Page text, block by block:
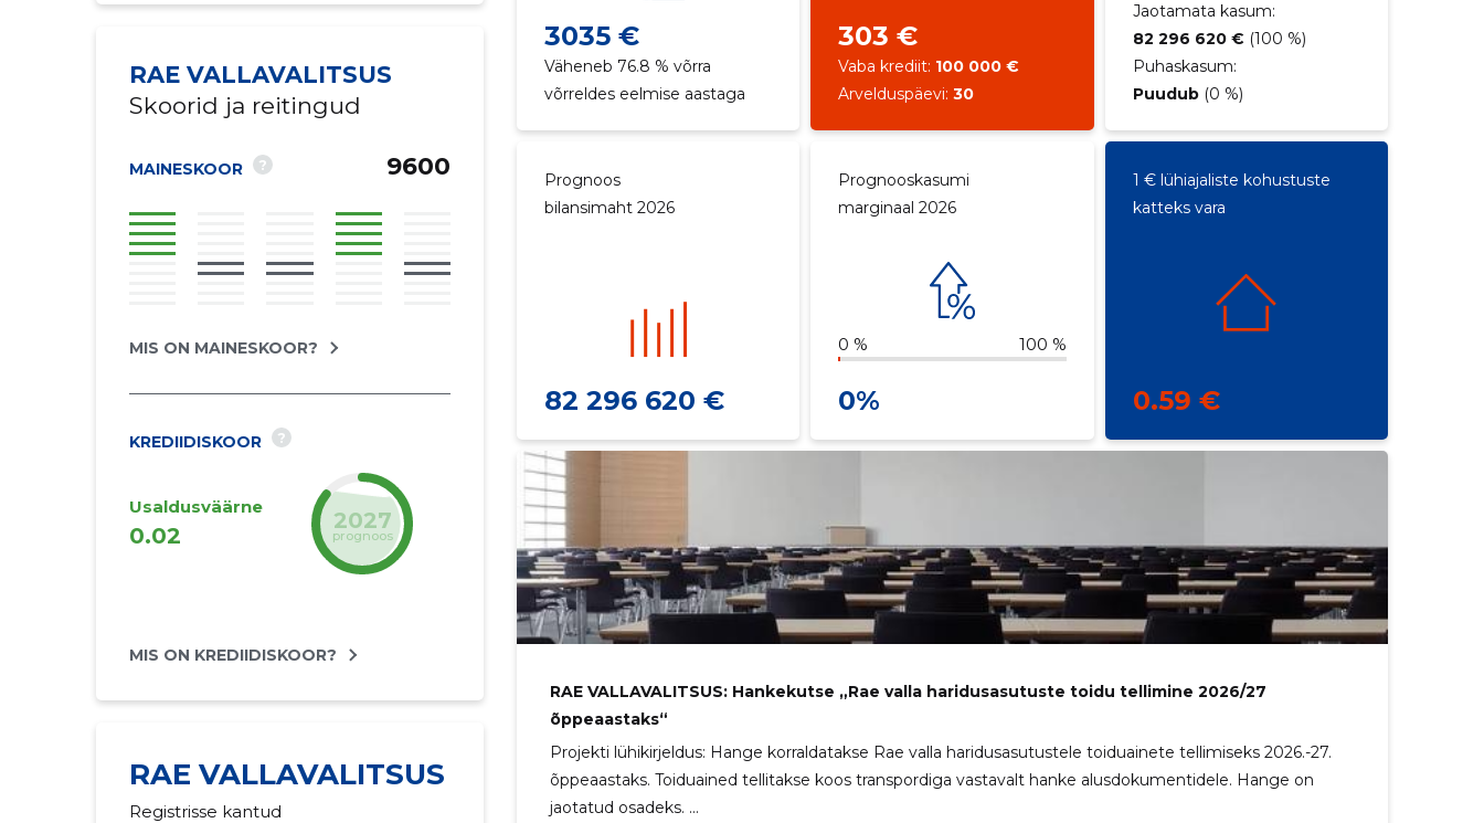
RAE VALLAVALITSUS
Skoorid ja reitingud
MAINESKOOR ? 9600
MIS ON MAINESKOOR?
KREDIIDISKOOR ?
Usaldusväärne
0.02
2027
prognoos
MIS ON KREDIIDISKOOR?
RAE VALLAVALITSUS
Registrisse kantud
3035 €
Väheneb 76.8 % võrra
võrreldes eelmise aastaga
303 €
Vaba krediit: 100 000 €
Arvelduspäevi:30
Jaotamata kasum:
82 296 620 € (100 %)
Puhaskasum:
Puudub(0 %)
Prognoos
bilansimaht 2026
82 296 620 €
Prognooskasumi
marginaal 2026
0 % 100 %
0%
1 € lühiajaliste kohustuste
katteks vara
0.59 €
RAE VALLAVALITSUS: Hankekutse „Rae valla haridusasutuste toidu tellimine 2026/27
õppeaastaks“
Projekti lühikirjeldus: Hange korraldatakse Rae valla haridusasutustele toiduainete tellimiseks 2026.-27.
õppeaastaks. Toiduained tellitakse koos transpordiga vastavalt hanke alusdokumentidele. Hange on
jaotatud osadeks. ...